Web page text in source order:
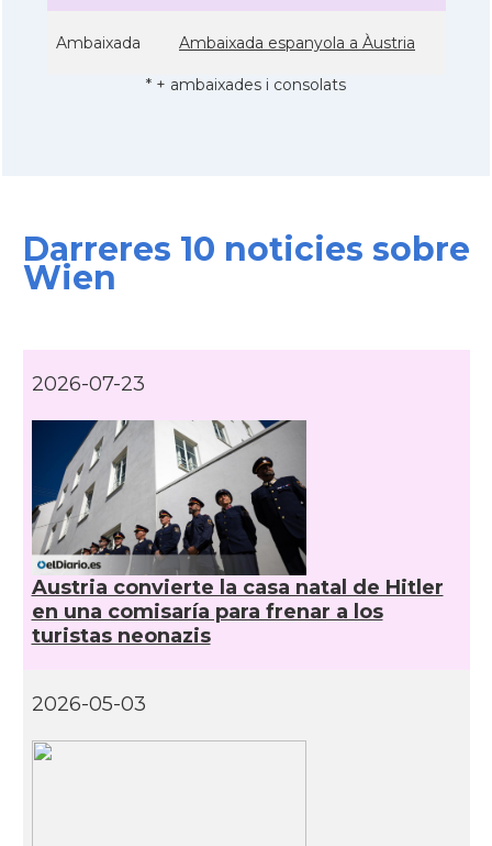
Ambaixada Ambaixada espanyola a Àustria
* + ambaixades i consolats
Darreres 10 noticies sobre
Wien
2026-07-23
Austria convierte la casa natal de Hitler
en una comisaría para frenar a los
turistas neonazis
2026-05-03